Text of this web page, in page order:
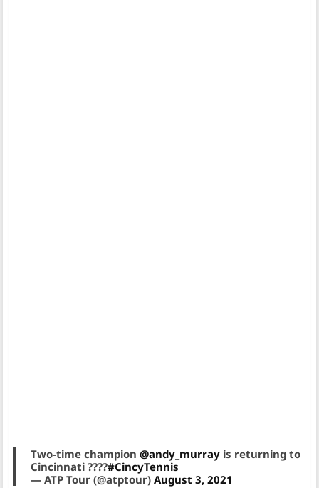
Two-time champion@andy_murray is returning to
Cincinnati ????#CincyTennis
— ATP Tour (@atptour)August 3, 2021